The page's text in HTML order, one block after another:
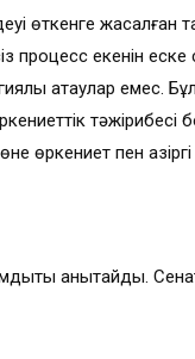
өткенге жасалған
екенін еске
атаулар емес.
пен
анықтайды.